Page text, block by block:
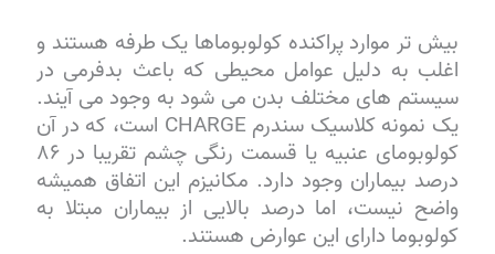
بیش تر موارد پراکنده کولوبوماها یک طرفه هستند و
اغلب به دلیل عوامل محیطی که باعث بدفرمی در
سیستم های مختلف بدن می شود به وجود می آیند.
یک نمونه کلاسیک سندرم CHARGE است، که در آن
کولوبومای عنبیه یا قسمت رنگی چشم تقریبا در ۸۶
درصد بیماران وجود دارد. مکانیزم این اتفاق همیشه
واضح نیست، اما درصد بالایی از بیماران مبتلا به
کولوبوما دارای این عوارض هستند.